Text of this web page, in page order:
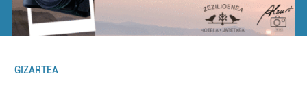
GIZARTEA